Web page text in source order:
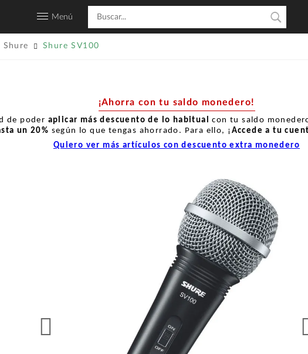
Menú
Shure Shure SV100
¡Ahorra con tu saldo monedero!
de poder aplicar más descuento de lo habitual con tu saldo
un 20% según lo que tengas ahorrado. Para ello, ¡ Accede a tu
Quiero ver más artículos con descuento extra monedero